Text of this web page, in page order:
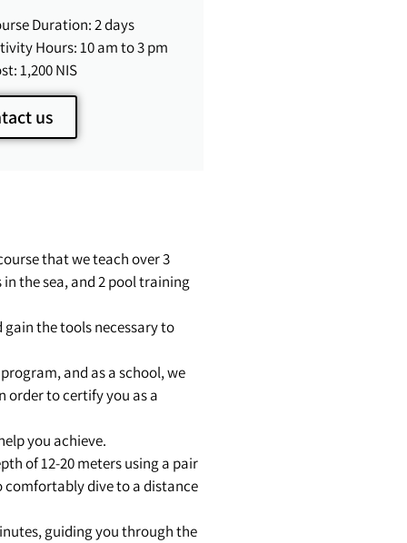
Duration: 2 days
Hours: 10 am to 3 pm
1,200 NIS
us
that we teach over 3
the sea, and 2 pool training
the tools necessary to
and as a school, we
order to certify you as a
you achieve.
of 12-20 meters using a pair
comfortably dive to a distance
guiding you through the